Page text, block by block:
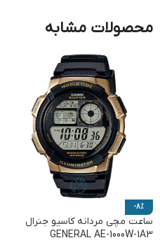
محصولات مشابه
-8%
ساعت مچی مردانه کاسیو جنرال
GENERAL AE-1000W-1A3